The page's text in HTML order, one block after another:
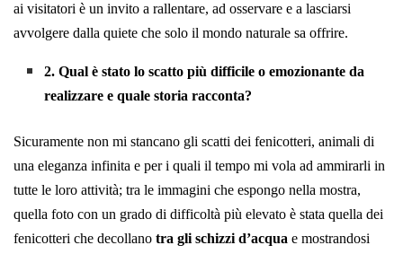
ai visitatori è un invito a rallentare, ad osservare e a lasciarsi
avvolgere dalla quiete che solo il mondo naturale sa offrire.
2. Qual è stato lo scatto più difficile o emozionante da
realizzare e quale storia racconta?
Sicuramente non mi stancano gli scatti dei fenicotteri, animali di
una eleganza infinita e per i quali il tempo mi vola ad ammirarli in
tutte le loro attività; tra le immagini che espongo nella mostra,
quella foto con un grado di difficoltà più elevato è stata quella dei
fenicotteri che decollano tra gli schizzi d’acqua e mostrandosi